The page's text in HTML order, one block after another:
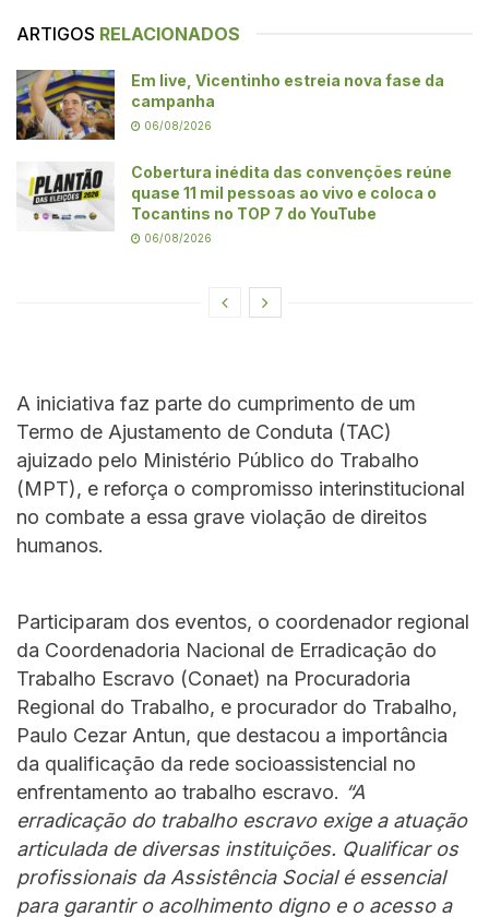
ARTIGOS RELACIONADOS
Em live, Vicentinho estreia nova fase da
campanha
06/08/2026
Cobertura inédita das convenções reúne
quase 11 mil pessoas ao vivo e coloca o
Tocantins no TOP 7 do YouTube
06/08/2026
A iniciativa faz parte do cumprimento de um
Termo de Ajustamento de Conduta (TAC)
ajuizado pelo Ministério Público do Trabalho
(MPT), e reforça o compromisso interinstitucional
no combate a essa grave violação de direitos
humanos.
Participaram dos eventos, o coordenador regional
da Coordenadoria Nacional de Erradicação do
Trabalho Escravo (Conaet) na Procuradoria
Regional do Trabalho, e procurador do Trabalho,
Paulo Cezar Antun, que destacou a importância
da qualificação da rede socioassistencial no
enfrentamento ao trabalho escravo. “A
erradicação do trabalho escravo exige a atuação
articulada de diversas instituições. Qualificar os
profissionais da Assistência Social é essencial
para garantir o acolhimento digno e o acesso a